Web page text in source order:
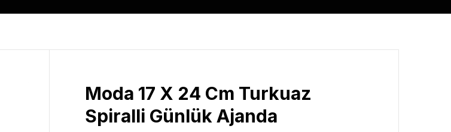
Moda 17 X 24 Cm Turkuaz
Spiralli Günlük Ajanda